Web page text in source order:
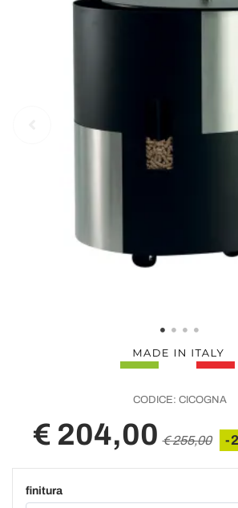
CODICE: CICOGNA
€ 204,00 € 255,00 -
finitura